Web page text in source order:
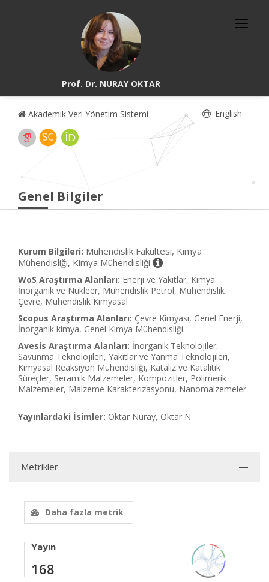
Prof. Dr. NURAY OKTAR
Akademik Veri Yönetim Sistemi English
Genel Bilgiler
Kurum Bilgileri: Mühendislik Fakültesi, Kimya
Mühendisliği, Kimya Mühendisliği
WoS Araştırma Alanları: Enerji ve Yakıtlar, Kimya
İnorganik ve Nükleer, Mühendislik Petrol, Mühendislik
Çevre, Mühendislik Kimyasal
Scopus Araştırma Alanları: Çevre Kimyası, Genel Enerji,
İnorganik kimya, Genel Kimya Mühendisliği
Avesis Araştırma Alanları: İnorganik Teknolojiler,
Savunma Teknolojileri, Yakıtlar ve Yanma Teknolojileri,
Kimyasal Reaksiyon Mühendisliği, Kataliz ve Katalitik
Süreçler, Seramik Malzemeler, Kompozitler, Polimerik
Malzemeler, Malzeme Karakterizasyonu, Nanomalzemeler
Yayınlardaki İsimler: Oktar Nuray, Oktar N
Metrikler
Daha fazla metrik
Yayın
168